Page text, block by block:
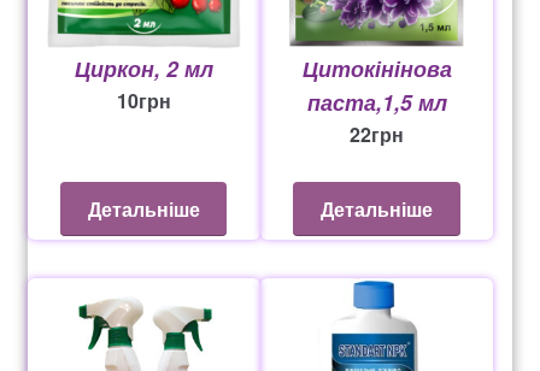
Циркон, 2 мл
10грн
Детальніше
Цитокінінова
паста,1,5 мл
22грн
Детальніше